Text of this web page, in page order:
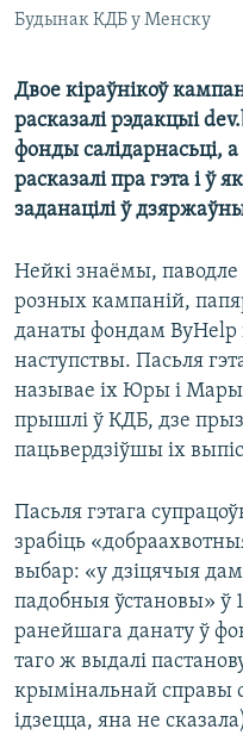
Будынак КДБ у Менску
Двое кіраўнікоў
расказалі рэдакцыі
фонды салідарнасьці, а
расказалі пра гэта і ў
заданацілі ў
Нейкі знаёмы, паводле
розных кампаній,
данаты фондам ByHelp
наступствы. Пасьля
называе іх Юры і
прышлі ў КДБ, дзе
пацьвердзіўшы іх
Пасьля гэтага
зрабіць
выбар: «у дзіцячыя
падобныя ўстановы»
ранейшага данату ў
таго ж выдалі
крымінальнай справы
ідзецца, яна не